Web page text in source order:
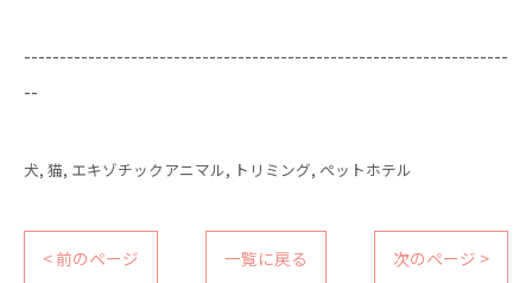
--------------------------------------------------------------------
--
犬 猫 エキゾチックアニマル トリミング ペットホテル
< 前のページ 一覧に戻る 次のページ >